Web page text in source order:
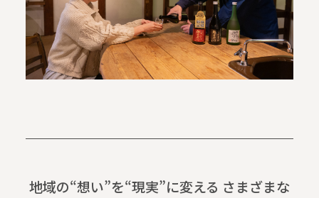
地域の“想い”を“現実”に変える さまざまな